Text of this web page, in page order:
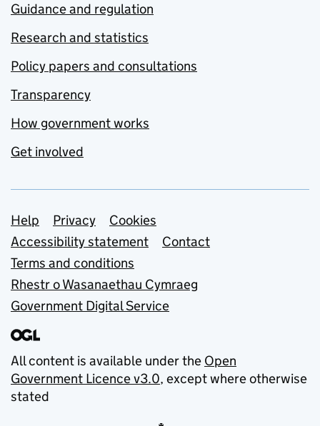
Guidance and regulation
Research and statistics
Policy papers and consultations
Transparency
How government works
Get involved
Support links
Help Privacy
Cookies
Accessibility statement
Contact
Terms and conditions
Rhestr o Wasanaethau Cymraeg
Government Digital Service
All content is available under the Open
Government Licence v3.0, except where otherwise
stated